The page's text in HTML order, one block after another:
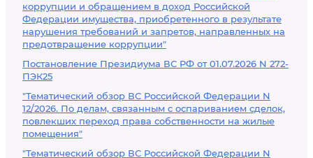
коррупции и обращением в доход Российской
Федерации имущества, приобретенного в результате
нарушения требований и запретов, направленных на
предотвращение коррупции"
Постановление Президиума ВС РФ от 01.07.2026 N 272-
ПЭК25
"Тематический обзор ВС Российской Федерации N
12/2026. По делам, связанным с оспариванием сделок,
повлекших переход права собственности на жилые
помещения"
"Тематический обзор ВС Российской Федерации N